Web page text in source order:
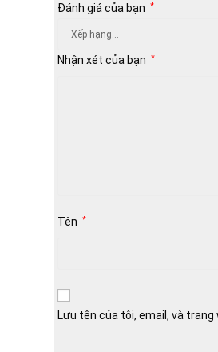
Đánh giá của bạn *
Nhận xét của bạn *
Tên *
Lưu tên của tôi, email, và